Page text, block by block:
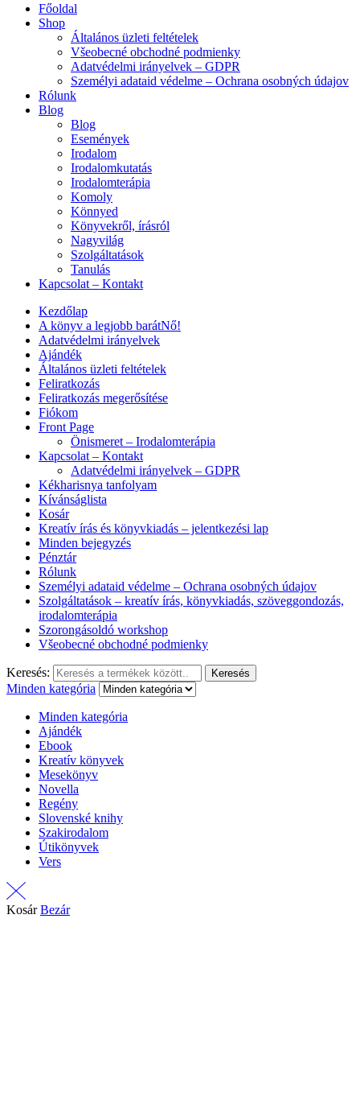
Főoldal
Shop
Általános üzleti feltételek
Všeobecné obchodné podmienky
Adatvédelmi irányelvek – GDPR
Személyi adataid védelme – Ochrana osobných údajov
Rólunk
Blog
Blog
Események
Irodalom
Irodalomkutatás
Irodalomterápia
Komoly
Könnyed
Könyvekről, írásról
Nagyvilág
Szolgáltatások
Tanulás
Kapcsolat – Kontakt
Kezdőlap
A könyv a legjobb barátNő!
Adatvédelmi irányelvek
Ajándék
Általános üzleti feltételek
Feliratkozás
Feliratkozás megerősítése
Fiókom
Front Page
Önismeret – Irodalomterápia
Kapcsolat – Kontakt
Adatvédelmi irányelvek – GDPR
Kékharisnya tanfolyam
Kívánságlista
Kosár
Kreatív írás és könyvkiadás – jelentkezési lap
Minden bejegyzés
Pénztár
Rólunk
Személyi adataid védelme – Ochrana osobných údajov
Szolgáltatások – kreatív írás, könyvkiadás, szöveggondozás,
irodalomterápia
Szorongásoldó workshop
Všeobecné obchodné podmienky
Keresés: Keresés
Minden kategória
Minden kategória
Ajándék
Ebook
Kreatív könyvek
Mesekönyv
Novella
Regény
Slovenské knihy
Szakirodalom
Útikönyvek
Vers
Kosár Bezár